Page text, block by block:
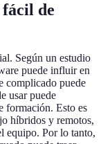
de
Según un estudio
puede influir en
complicado puede
usar puede
formación. Esto es
híbridos y remotos,
equipo. Por lo tanto,